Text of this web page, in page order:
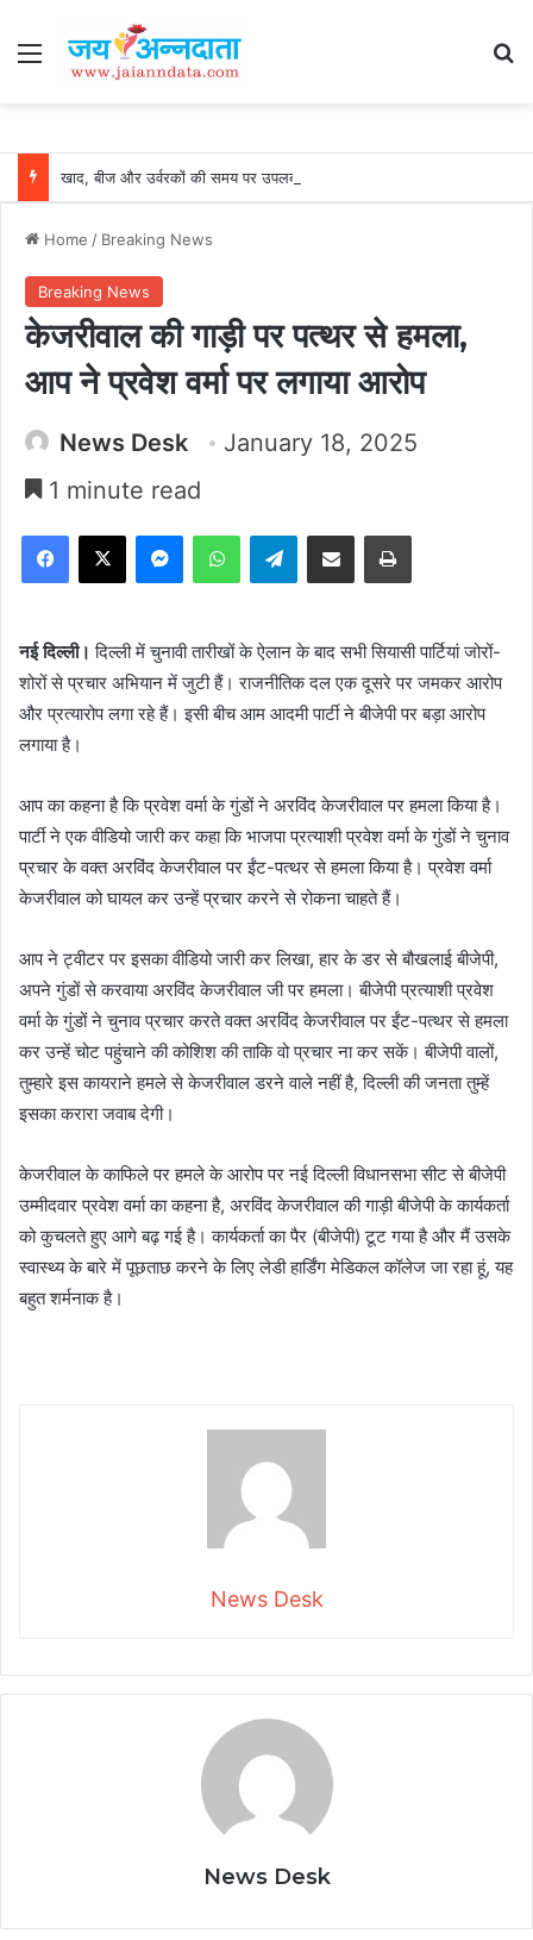
Menu
Home / Breaking News
Breaking News
केजरीवाल की गाड़ी पर पत्थर से हमला,
आप ने प्रवेश वर्मा पर लगाया आरोप
News Desk
January 18, 2025
1 minute read
Facebook
X MessengerWhatsAppTelegramShare via Email Print
नई दिल्ली। दिल्ली में चुनावी तारीखों के ऐलान के बाद सभी सियासी पार्टियां जोरों-
शोरों से प्रचार अभियान में जुटी हैं। राजनीतिक दल एक दूसरे पर जमकर आरोप
और प्रत्यारोप लगा रहे हैं। इसी बीच आम आदमी पार्टी ने बीजेपी पर बड़ा आरोप
लगाया है।
आप का कहना है कि प्रवेश वर्मा के गुंडों ने अरविंद केजरीवाल पर हमला किया है।
पार्टी ने एक वीडियो जारी कर कहा कि भाजपा प्रत्याशी प्रवेश वर्मा के गुंडों ने चुनाव
प्रचार के वक्त अरविंद केजरीवाल पर ईंट-पत्थर से हमला किया है। प्रवेश वर्मा
केजरीवाल को घायल कर उन्हें प्रचार करने से रोकना चाहते हैं।
आप ने ट्वीटर पर इसका वीडियो जारी कर लिखा, हार के डर से बौखलाई बीजेपी,
अपने गुंडों से करवाया अरविंद केजरीवाल जी पर हमला। बीजेपी प्रत्याशी प्रवेश
वर्मा के गुंडों ने चुनाव प्रचार करते वक्त अरविंद केजरीवाल पर ईंट-पत्थर से हमला
कर उन्हें चोट पहुंचाने की कोशिश की ताकि वो प्रचार ना कर सकें। बीजेपी वालों,
तुम्हारे इस कायराने हमले से केजरीवाल डरने वाले नहीं है, दिल्ली की जनता तुम्हें
इसका करारा जवाब देगी।
केजरीवाल के काफिले पर हमले के आरोप पर नई दिल्ली विधानसभा सीट से बीजेपी
उम्मीदवार प्रवेश वर्मा का कहना है, अरविंद केजरीवाल की गाड़ी बीजेपी के कार्यकर्ता
को कुचलते हुए आगे बढ़ गई है। कार्यकर्ता का पैर (बीजेपी) टूट गया है और मैं उसके
स्वास्थ्य के बारे में पूछताछ करने के लिए लेडी हार्डिंग मेडिकल कॉलेज जा रहा हूं, यह
बहुत शर्मनाक है।
News Desk
News Desk